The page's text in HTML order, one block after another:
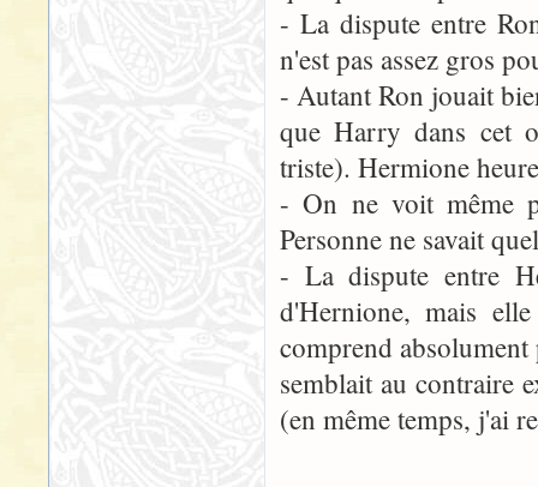
- La dispute entre
n'est pas assez gros
- Autant Ron jouait
que Harry dans cet
triste). Hermione
- On ne voit même
Personne ne savait
- La dispute entre
d'Hernione, mais
comprend
semblait au contraire
(en même temps, j'ai